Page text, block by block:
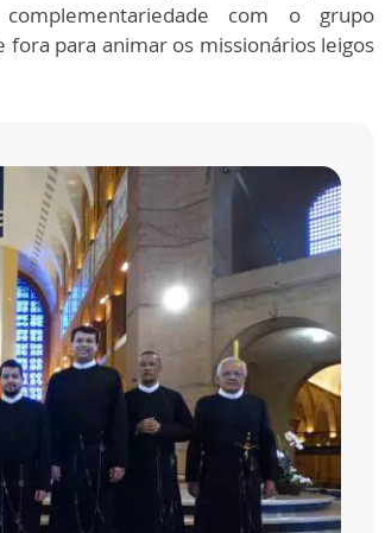
com o grupo
para animar os missionários leigos